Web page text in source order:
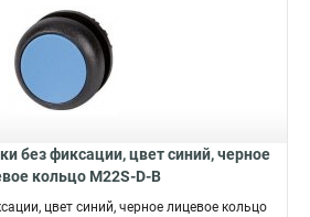
без фиксации, цвет синий, черное
кольцо M22S-D-B
цвет синий, черное лицевое кольцо